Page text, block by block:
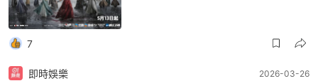
7
即時娛樂 2026-03-26